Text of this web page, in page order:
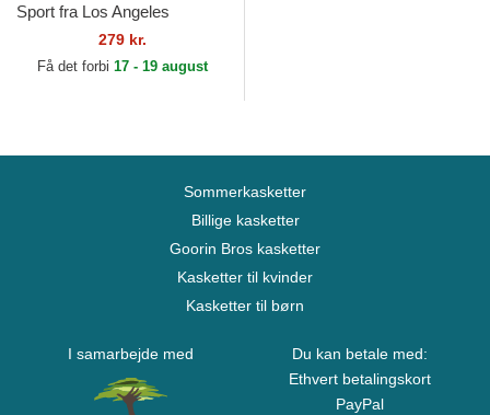
Sport fra Los Angeles
Dodgers MLB af New Era
279 kr.
Få det forbi 17 - 19 august
Sommerkasketter
Billige kasketter
Goorin Bros kasketter
Kasketter til kvinder
Kasketter til børn
I samarbejde med
Du kan betale med:
Ethvert betalingskort
PayPal